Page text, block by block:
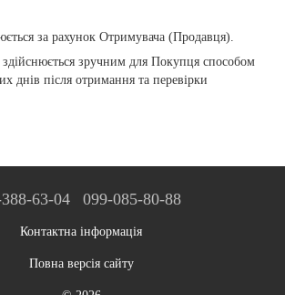
за рахунок Отримувача (Продавця).
зручним для Покупця способом
днів після отримання та перевірки
63-04 099-085-80-88
Контактна інформація
Повна версія сайту